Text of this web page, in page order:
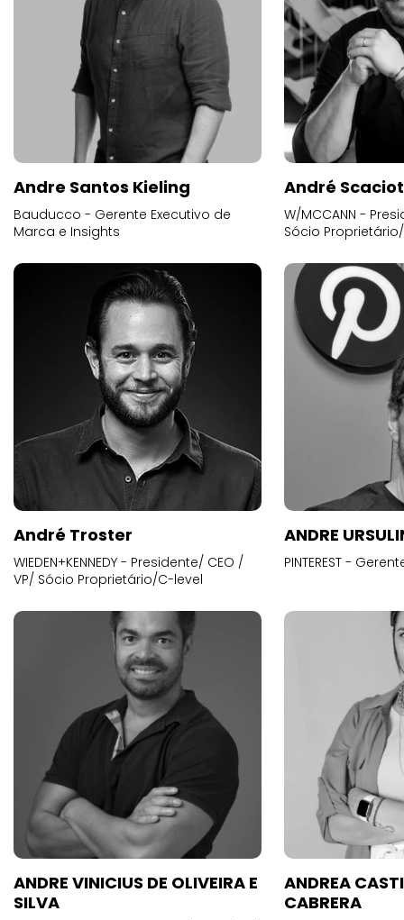
Andre Santos Kieling
Bauducco - Gerente Executivo de
Marca e Insights
André
W/MCCANN -
Sócio
André Troster
WIEDEN+KENNEDY - Presidente/ CEO /
VP/ Sócio Proprietário/C-level
ANDRE
PINTEREST -
ANDRE VINICIUS DE OLIVEIRA E
SILVA
ANDREA
CABRERA